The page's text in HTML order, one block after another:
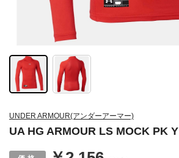
UNDER ARMOUR(アンダーアーマー)
UA HG ARMOUR LS MOCK PK Y